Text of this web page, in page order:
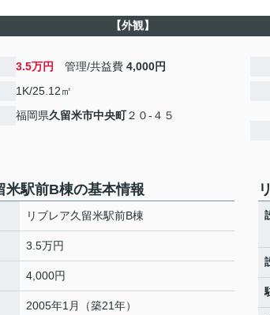
【外観】
3.5万円 管理/共益費 4,000円
1K/25.12㎡
福岡県久留米市中央町２０-４５
米駅前B棟の基本情報
リブレア久留米駅前B棟
3.5万円
4,000円
2005年1月（築21年）